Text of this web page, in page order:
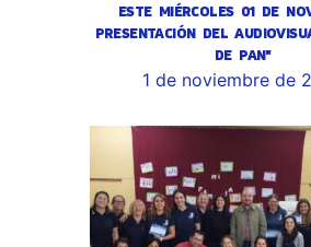
ESTE MIÉRCOLES 01 DE
PRESENTACIÓN DEL
DE PAN"
1 de noviembre de